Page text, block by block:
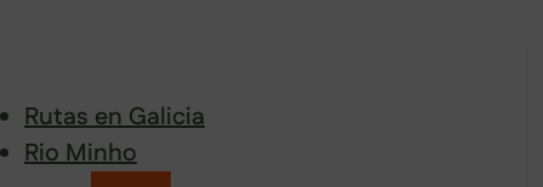
Rutas en Galicia
Rio Minho